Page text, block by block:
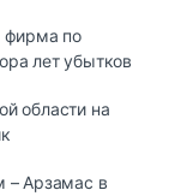
фирма по
лет убытков
области на
– Арзамас в